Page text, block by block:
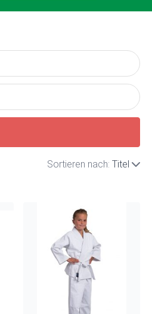
Sortieren nach: Titel